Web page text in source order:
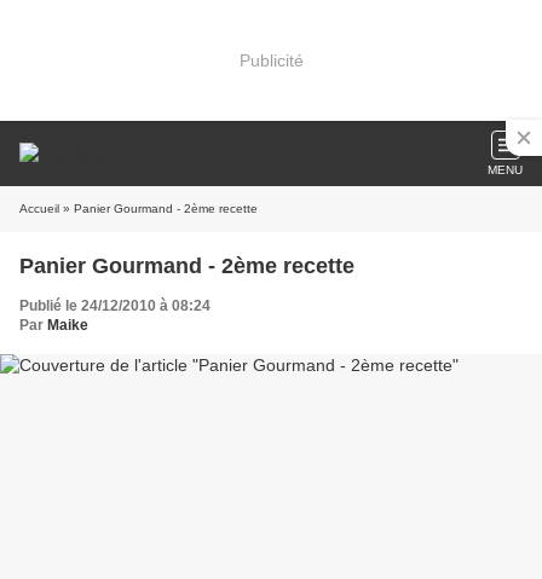
Publicité
MENU
Accueil » Panier Gourmand - 2ème recette
Panier Gourmand - 2ème recette
Publié le 24/12/2010 à 08:24
Par Maike